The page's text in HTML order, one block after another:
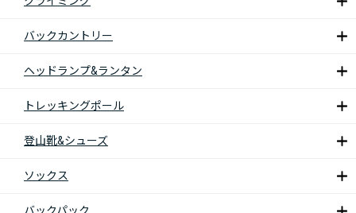
バックカントリー
ヘッドランプ&ランタン
トレッキングポール
登山靴&シューズ
ソックス